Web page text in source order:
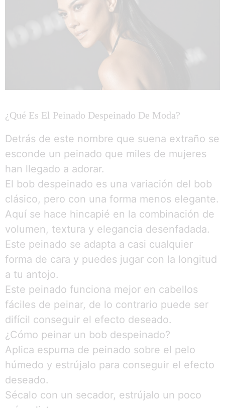
¿Qué Es El Peinado Despeinado De Moda?
Detrás de este nombre que suena extraño se
esconde un peinado que miles de mujeres
han llegado a adorar.
El bob despeinado es una variación del bob
clásico, pero con una forma menos elegante.
Aquí se hace hincapié en la combinación de
volumen, textura y elegancia desenfadada.
Este peinado se adapta a casi cualquier
forma de cara y puedes jugar con la longitud
a tu antojo.
Este peinado funciona mejor en cabellos
fáciles de peinar, de lo contrario puede ser
difícil conseguir el efecto deseado.
¿Cómo peinar un bob despeinado?
Aplica espuma de peinado sobre el pelo
húmedo y estrújalo para conseguir el efecto
deseado.
Sécalo con un secador, estrújalo un poco